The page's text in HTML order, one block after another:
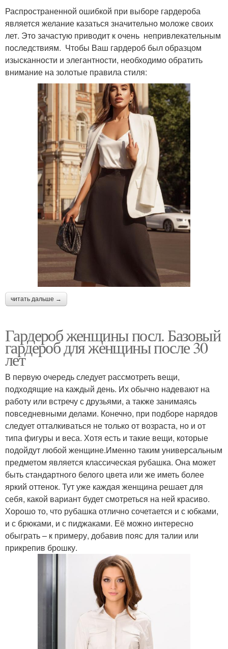
Распространенной ошибкой при выборе гардероба
является желание казаться значительно моложе своих
лет. Это зачастую приводит к очень непривлекательным
последствиям. Чтобы Ваш гардероб был образцом
изысканности и элегантности, необходимо обратить
внимание на золотые правила стиля:
читать дальше →
Гардероб женщины посл. Базовый
гардероб для женщины после 30
лет
В первую очередь следует рассмотреть вещи,
подходящие на каждый день. Их обычно надевают на
работу или встречу с друзьями, а также занимаясь
повседневными делами. Конечно, при подборе нарядов
следует отталкиваться не только от возраста, но и от
типа фигуры и веса. Хотя есть и такие вещи, которые
подойдут любой женщине.Именно таким универсальным
предметом является классическая рубашка. Она может
быть стандартного белого цвета или же иметь более
яркий оттенок. Тут уже каждая женщина решает для
себя, какой вариант будет смотреться на ней красиво.
Хорошо то, что рубашка отлично сочетается и с юбками,
и с брюками, и с пиджаками. Её можно интересно
обыграть – к примеру, добавив пояс для талии или
прикрепив брошку.